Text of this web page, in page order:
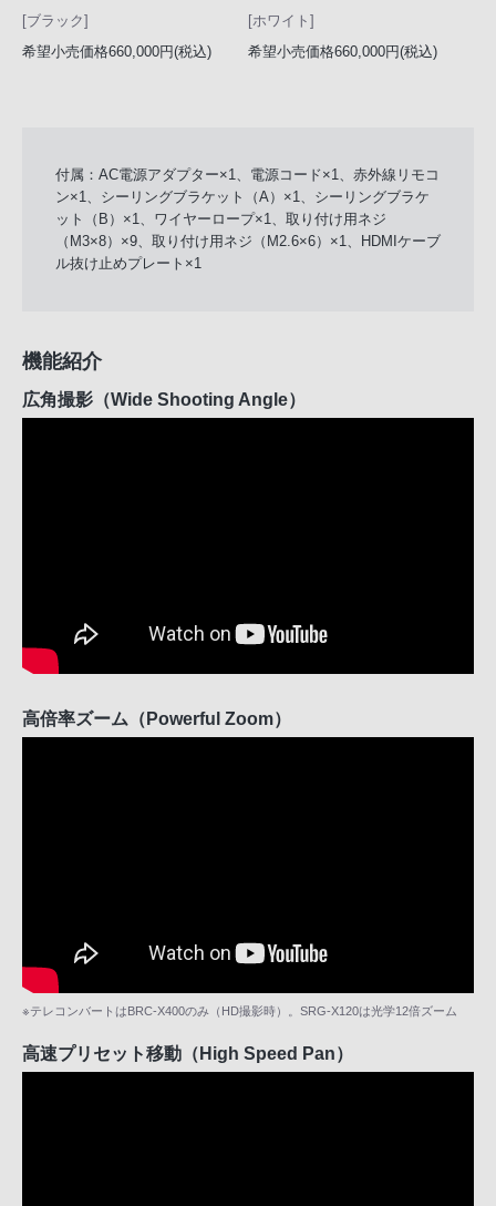
[ブラック]
希望小売価格660,000円(税込)
[ホワイト]
希望小売価格660,000円(税込)
付属：AC電源アダプター×1、電源コード×1、赤外線リモコ
ン×1、シーリングブラケット（A）×1、シーリングブラケ
ット（B）×1、ワイヤーロープ×1、取り付け用ネジ
（M3×8）×9、取り付け用ネジ（M2.6×6）×1、HDMIケーブ
ル抜け止めプレート×1
機能紹介
広角撮影（Wide Shooting Angle）
高倍率ズーム（Powerful Zoom）
※テレコンバートはBRC-X400のみ（HD撮影時）。SRG-X120は光学12倍ズーム
高速プリセット移動（High Speed Pan）